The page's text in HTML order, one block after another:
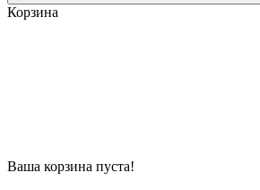
Корзина
Ваша корзина пуста!